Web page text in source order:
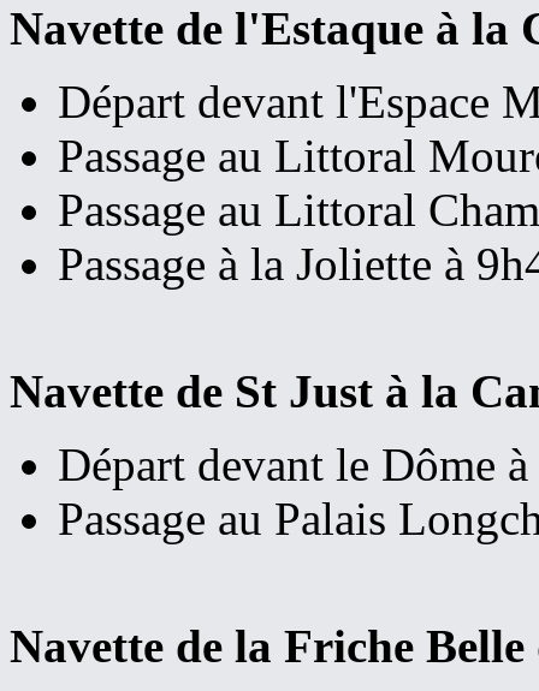
Navette de l'Estaque à la
Départ devant l'Espace
Passage au Littoral
Passage au Littoral
Passage à la Joliette à
Navette de St Just à la
Départ devant le Dôme
Passage au Palais
Navette de la Friche